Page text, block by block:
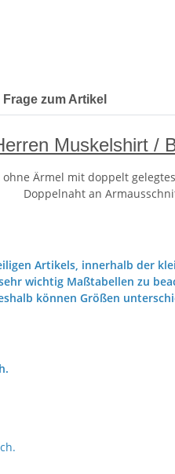
Frage zum Artikel
Muskelshirt /
Ärmel mit doppelt
Doppelnaht an
Artikels, innerhalb der
wichtig Maßtabellen zu
können Größen